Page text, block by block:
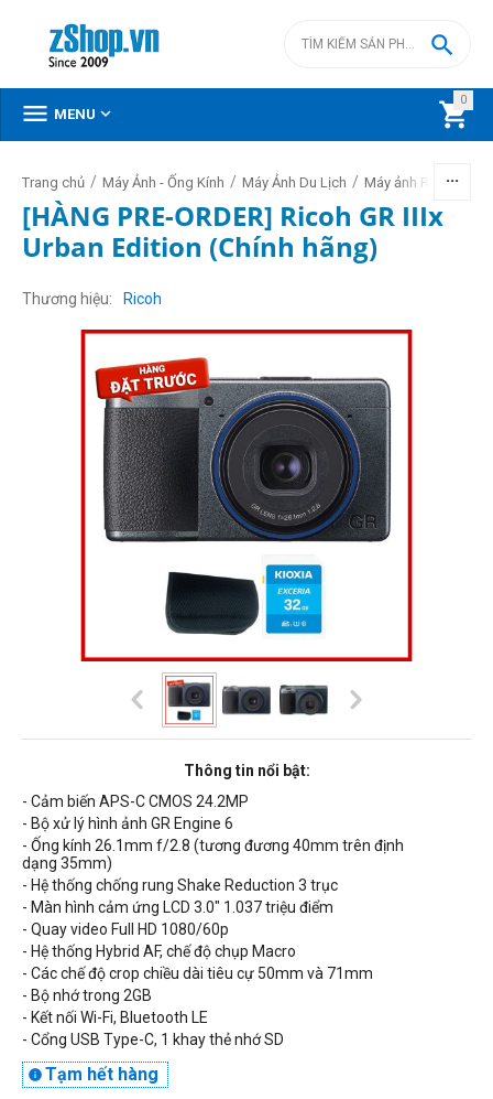
0


 MENU 
Trang chủ / Máy Ảnh - Ống Kính / Máy Ảnh Du Lịch / Máy ảnh Ricoh -
[HÀNG PRE-ORDER] Ricoh GR IIIx
Urban Edition (Chính hãng)
Thương hiệu Ricoh
Thông tin nổi bật:
- Cảm biến APS-CCMOS 24.2MP
- Bộ xử lý hình ảnh GR Engine 6
- Ống kính 26.1mm f/2.8 (tương đương 40mm trên định
dạng 35mm)
- Hệ thống chống rung Shake Reduction 3 trục
- Màn hình cảm ứng LCD 3.0" 1.037 triệu điểm
- Quay video Full HD 1080/60p
- Hệ thống Hybrid AF, chế độ chụp Macro
- Các chế độ crop chiều dài tiêu cự 50mm và 71mm
- Bộ nhớ trong 2GB
- Kết nối Wi-Fi, Bluetooth LE
- Cổng USB Type-C, 1 khay thẻ nhớ SD
Tạm hết hàng
